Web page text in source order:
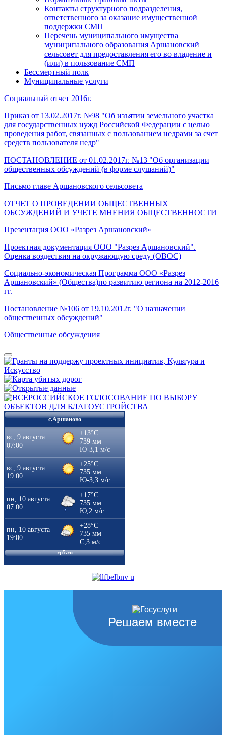
Контакты структурного подразделения,
ответственного за оказание имущественной
поддержки СМП
Перечень муниципального имущества
муниципального образования Аршановский
сельсовет для предоставления его во владение и
(или) в пользование СМП
Бессмертный полк
Муниципальные услуги
Социальный отчет 2016г.
Приказ от 13.02.2017г. №98 "Об изъятии земельного участка
для государственных нужд Российской Федерации с целью
проведения работ, связанных с пользованием недрами за счет
средств пользователя недр"
ПОСТАНОВЛЕНИЕ от 01.02.2017г. №13 "Об организации
общественных обсуждений (в форме слушаний)"
Письмо главе Аршановского сельсовета
ОТЧЕТ О ПРОВЕДЕНИИ ОБЩЕСТВЕННЫХ
ОБСУЖДЕНИЙ И УЧЕТЕ МНЕНИЯ ОБЩЕСТВЕННОСТИ
Презентация ООО «Разрез Аршановский»
Проектная документация ООО "Разрез Аршановский".
Оценка воздествия на окружающую среду (ОВОС)
Социально-экономическая Программа ООО «Разрез
Аршановский» (Общества)по развитию региона на 2012-2016
гг.
Постановление №106 от 19.10.2012г. "О назначении
общественных обсуждений"
Общественные обсуждения
с.Аршаново
Решаем вместе